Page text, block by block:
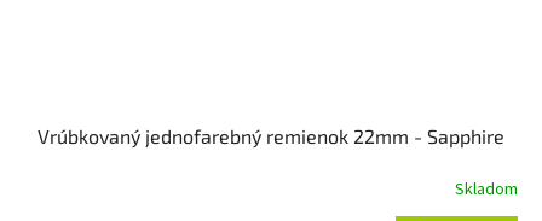
Vrúbkovaný jednofarebný remienok 22mm - Sapphire
Skladom